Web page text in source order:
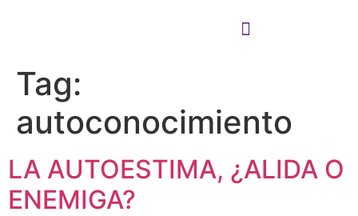
Tag:
autoconocimiento
LA AUTOESTIMA, ¿ALIDA O
ENEMIGA?